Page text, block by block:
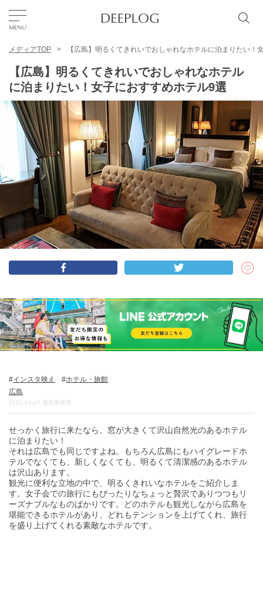
TOP
エリア
カテゴリー
日本語
USD
DEEPLOGとは
プライバシーポリシー
お問い合わせ
トラベルライター募集
メディアTOP 【広島】明るくてきれいでおしゃれなホテルに泊まりたい！
【広島】明るくてきれいでおしゃれなホテル
に泊まりたい！女子におすすめホテル9選
インスタ映え
ホテル・旅館
広島
2021-05-07 運営事務局
せっかく旅行に来たなら、窓が大きくて沢山自然光のあるホテル
に泊まりたい！
それは広島でも同じですよね。もちろん広島にもハイグレードホ
テルでなくても、新しくなくても、明るくて清潔感のあるホテル
は沢山あります。
観光に便利な立地の中で、明るくきれいなホテルをご紹介しま
す。女子会での旅行にもぴったりなちょっと贅沢でありつつもリ
ーズナブルなものばかりです。どのホテルも観光しながら広島を
堪能できるホテルがあり、どれもテンションを上げてくれ、旅行
を盛り上げてくれる素敵なホテルです。